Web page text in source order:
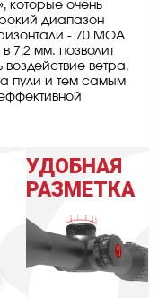
которые очень
диапазон
- 70 MOA
7,2 мм. позволит
ветра,
пули и тем самым
УДОБНАЯ
РАЗМЕТКА